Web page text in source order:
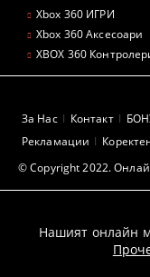
Xbox 360 ИГРИ
Xbox 360 Аксесоари
XBOX 360
© Copyright 2022.
За Нас Контакт
Рекламации
Нашият онлайн